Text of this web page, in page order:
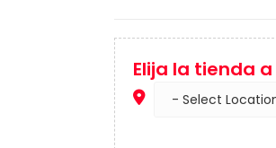
Elija la tienda